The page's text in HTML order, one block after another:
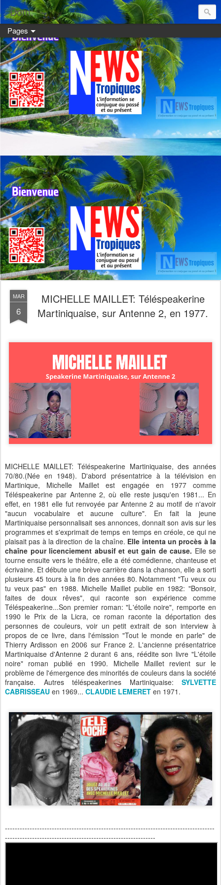
Dom:
Pages
MAR
6
MICHELLE MAILLET: Téléspeakerine
Martiniquaise, sur Antenne 2, en 1977.
MICHELLE MAILLET: Téléspeakerine Martiniquaise, des années
70/80.(Née en 1948). D'abord présentatrice à la télévision en
Martinique, Michelle Maillet est engagée en 1977 comme
Téléspeakerine par Antenne 2, où elle reste jusqu'en 1981... En
effet, en 1981 elle fut renvoyée par Antenne 2 au motif de n'avoir
"aucun vocabulaire et aucune culture". En fait la jeune
Martiniquaise personnalisait ses annonces, donnait son avis sur les
programmes et s'exprimait de temps en temps en créole, ce qui ne
plaisait pas à la direction de la chaîne. Elle intenta un procès à la
chaîne pour licenciement abusif et eut gain de cause. Elle se
tourne ensuite vers le théâtre, elle a été comédienne, chanteuse et
écrivaine. Et débute une brève carrière dans la chanson, elle a sorti
plusieurs 45 tours à la fin des années 80. Notamment "Tu veux ou
tu veux pas" en 1988. Michelle Maillet publie en 1982: "Bonsoir,
faites de doux rêves", qui raconte son expérience comme
Téléspeakerine...Son premier roman: "L'étoile noire", remporte en
1990 le Prix de la Licra, ce roman raconte la déportation des
personnes de couleurs, voir un petit extrait de son interview à
propos de ce livre, dans l'émission "Tout le monde en parle" de
Thierry Ardisson en 2006 sur France 2. L'ancienne présentatrice
Martiniquaise d'Antenne 2 durant 6 ans, réédite son livre "L'étoile
noire" roman publié en 1990. Michelle Maillet revient sur le
problème de l'émergence des minorités de couleurs dans la société
française. Autres téléspeakerines Martiniquaise: SYLVETTE
CABRISSEAU en 1969... CLAUDIE LEMERET en 1971.
-------------------------------------------------------------------------------------
-------------------------------------------------------------